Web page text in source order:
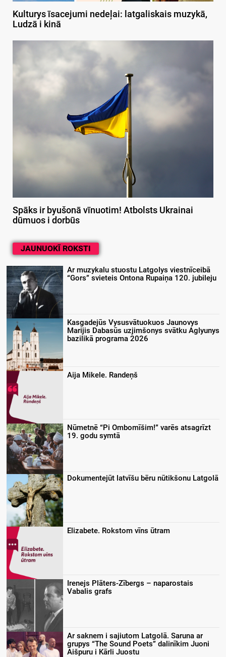
Kulturys īsacejumi nedeļai: latgaliskais muzykā,
Ludzā i kinā
Spāks ir byušonā vīnuotim! Atbolsts Ukrainai
dūmuos i dorbūs
JAUNUOKĪ ROKSTI
Ar muzykalu stuostu Latgolys viestnīceibā
“Gors” svieteis Ontona Rupaiņa 120. jubileju
Kasgadejūs Vysusvātuokuos Jaunovys
Marijis Dabasūs uzjimšonys svātku Aglyunys
bazilikā programa 2026
Aija Mikele. Randeņš
Nūmetnē “Pi Ombomīšim!” varēs atsagrīzt
19. godu symtā
Dokumentejūt latvīšu bēru nūtikšonu Latgolā
Elizabete. Rokstom vīns ūtram
Irenejs Plāters-Zībergs – naparostais
Vabalis grafs
Ar saknem i sajiutom Latgolā. Saruna ar
grupys “The Sound Poets” dalinīkim Juoni
Aišpuru i Kārli Juostu